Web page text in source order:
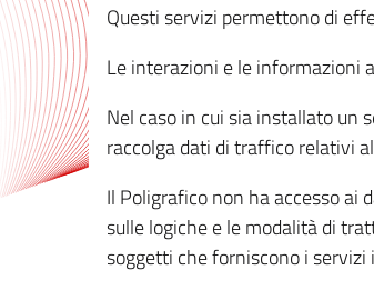
Questi servizi permettono di
Le interazioni e le informazioni
Nel caso in cui sia installato un
raccolga dati di traffico relativi
Il Poligrafico non ha accesso
sulle logiche e le modalità di
soggetti che forniscono i servizi